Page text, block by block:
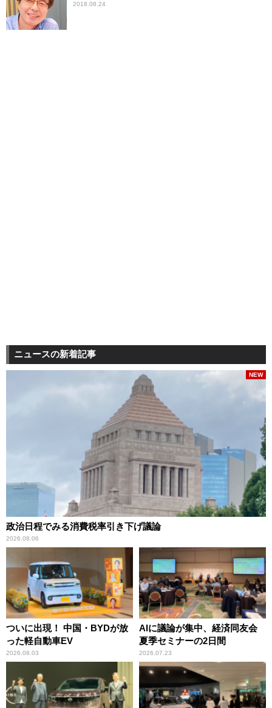
2018.08.24
ニュースの新着記事
政治日程でみる消費税率引き下げ議論
2026.08.06
NEW
ついに出現！ 中国・BYDが放
った軽自動車EV
2026.08.03
AIに議論が集中、経済同友会
夏季セミナーの2日間
2026.07.23